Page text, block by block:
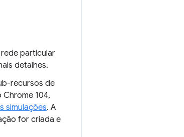
particular
detalhes.
recursos de
104,
simulações. A
for criada e